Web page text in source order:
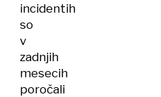
incidentih
so
v
zadnjih
mesecih
poročali